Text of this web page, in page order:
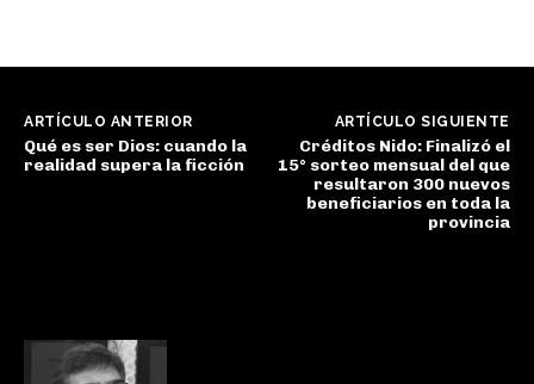
ARTÍCULO ANTERIOR
Qué es ser Dios: cuando la
realidad supera la ficción
ARTÍCULO SIGUIENTE
Créditos Nido: Finalizó el
15° sorteo mensual del que
resultaron 300 nuevos
beneficiarios en toda la
provincia